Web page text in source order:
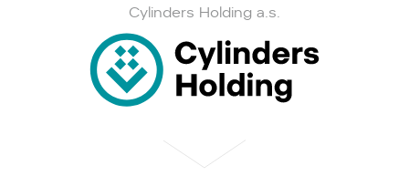
Cylinders Holding a.s.